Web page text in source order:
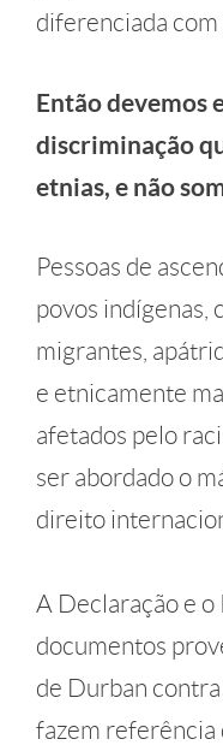
diferenciada com
Então devemos
discriminação
etnias, e não
Pessoas de
povos indígenas,
migrantes,
e etnicamente
afetados pelo
ser abordado o
direito
A Declaração e o
documentos
de Durban contra
fazem referência